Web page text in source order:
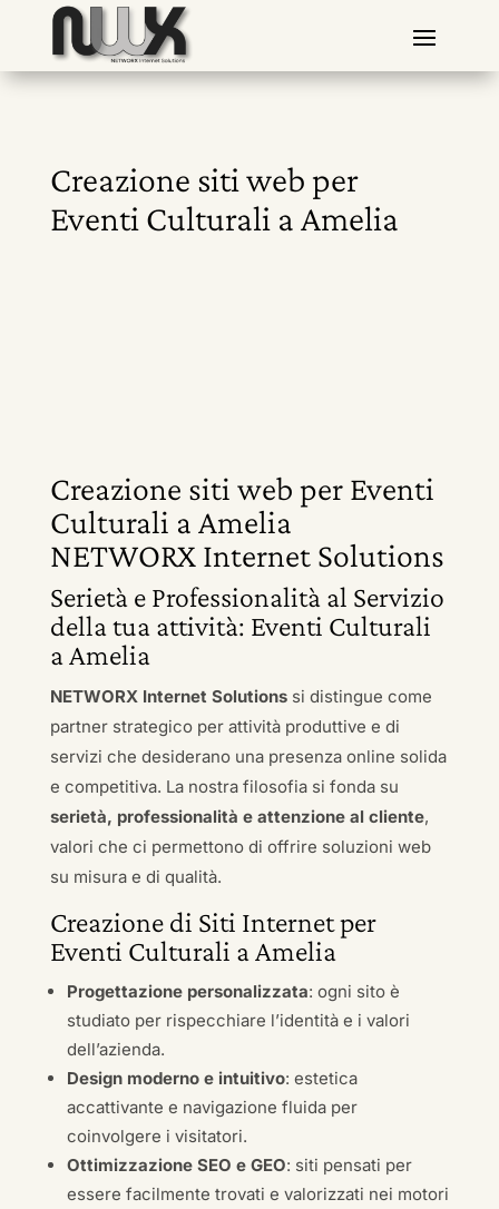
Creazione siti web per
Eventi Culturali a Amelia
Creazione siti web per Eventi
Culturali a Amelia
NETWORX Internet Solutions
Serietà e Professionalità al Servizio
della tua attività: Eventi Culturali
a Amelia
NETWORX Internet Solutionssi distingue come
partner strategico per attività produttive e di
servizi che desiderano una presenza online solida
e competitiva. La nostra filosofia si fonda su
serietà, professionalità e attenzione al cliente,
valori che ci permettono di offrire soluzioni web
su misura e di qualità.
Creazione di Siti Internet per
Eventi Culturali a Amelia
Progettazione personalizzata: ogni sito è
studiato per rispecchiare l’identità e i valori
dell’azienda.
Design moderno e intuitivo: estetica
accattivante e navigazione fluida per
coinvolgere i visitatori.
Ottimizzazione SEO e GEO: siti pensati per
essere facilmente trovati e valorizzati nei motori